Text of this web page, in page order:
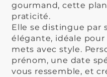
gourmand, cette
praticité.
Elle se distingue par
élégante, idéale
mets avec style.
prénom, une date
vous ressemble, et